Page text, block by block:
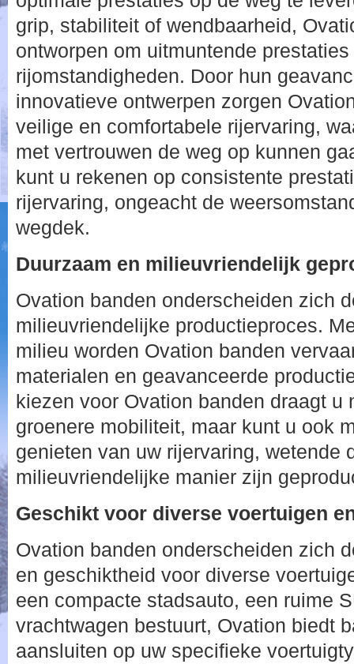
grip, stabiliteit of wendbaarheid,
ontworpen om uitmuntende
rijomstandigheden. Door hun
innovatieve ontwerpen zorgen
veilige en comfortabele rijervaring,
met vertrouwen de weg op kunnen
kunt u rekenen op consistente
rijervaring, ongeacht de
wegdek.
Duurzaam en milieuvriendelijk
Ovation banden onderscheiden zich
milieuvriendelijke productieproces.
milieu worden Ovation banden
materialen en geavanceerde
kiezen voor Ovation banden draagt u
groenere mobiliteit, maar kunt u ook
genieten van uw rijervaring, wetende
milieuvriendelijke manier zijn
Geschikt voor diverse voertuigen
Ovation banden onderscheiden zich
en geschiktheid voor diverse
een compacte stadsauto, een ruime
vrachtwagen bestuurt, Ovation biedt
aansluiten op uw specifieke